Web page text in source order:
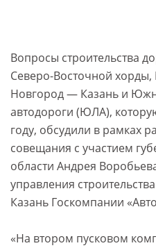
Вопросы строительства
Северо-Восточной
Новгород — Казань и
автодороги (ЮЛА),
году, обсудили в рамках
совещания с участием
области Андрея
управления
Казань Госкомпании
«На втором пусковом